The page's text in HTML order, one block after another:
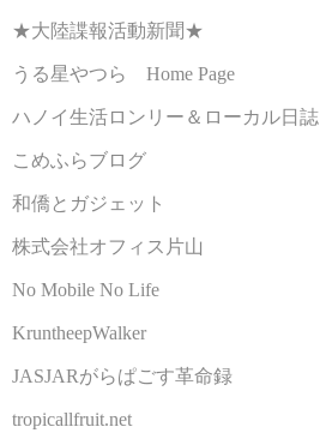
★大陸諜報活動新聞★
うる星やつら Home Page
ハノイ生活ロンリー＆ローカル日誌
こめふらブログ
和僑とガジェット
株式会社オフィス片山
No Mobile No Life
KruntheepWalker
JASJARがらぱごす革命録
tropicallfruit.net